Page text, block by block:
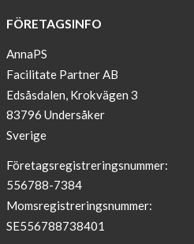
in
OFFER
!
–
T-
shirt
pockets
and
FÖRETAGSINFO
AnnaPS
Facilitate Partner AB
Edsåsdalen, Krokvägen 3
83796 Undersåker
Sverige
Företagsregistreringsnummer:
556788-7384
Momsregistreringsnummer:
SE556788738401